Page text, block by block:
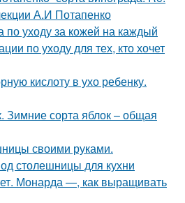
А.И Потапенко
по уходу за кожей на каждый
по уходу для тех, кто хочет
кислоту в ухо ребенку.
Зимние сорта яблок – общая
своими руками.
столешницы для кухни
Монарда —, как выращивать